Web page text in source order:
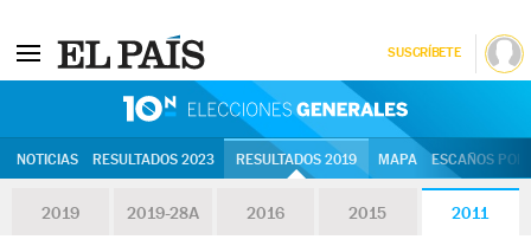
SUSCRÍBETE
NOTICIAS RESULTADOS 2023 RESULTADOS 2019 MAPA ESCAÑOS
2019 2019-28A 2016 2015 2011